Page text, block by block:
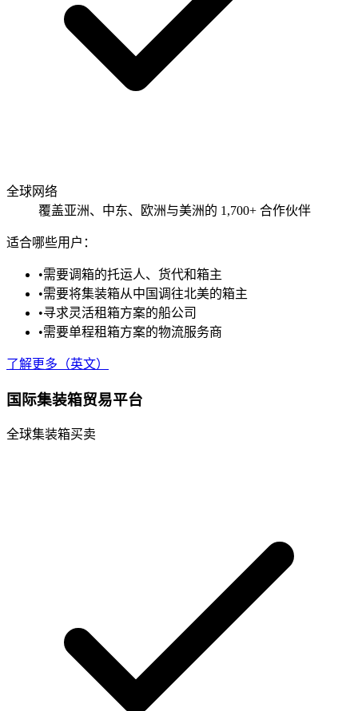
全球网络
覆盖亚洲、中东、欧洲与美洲的 1,700+ 合作伙伴
适合哪些用户：
•需要调箱的托运人、货代和箱主
•需要将集装箱从中国调往北美的箱主
•寻求灵活租箱方案的船公司
•需要单程租箱方案的物流服务商
了解更多（英文）
国际集装箱贸易平台
全球集装箱买卖